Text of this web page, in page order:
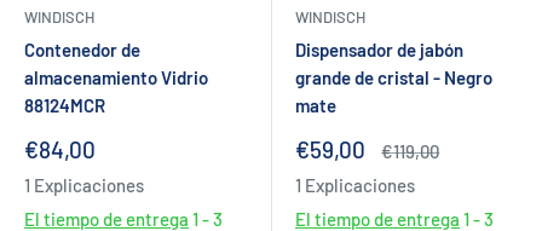
WINDISCH
Contenedor de
almacenamiento Vidrio
88124MCR
Precio
venta
€84,00
1 Explicaciones
El tiempo de entrega 1 - 3
WINDISCH
Dispensador de jabón
grande de cristal - Negro
mate
Precio
venta
€59,00
Precio
€119,00
1 Explicaciones
El tiempo de entrega 1 - 3